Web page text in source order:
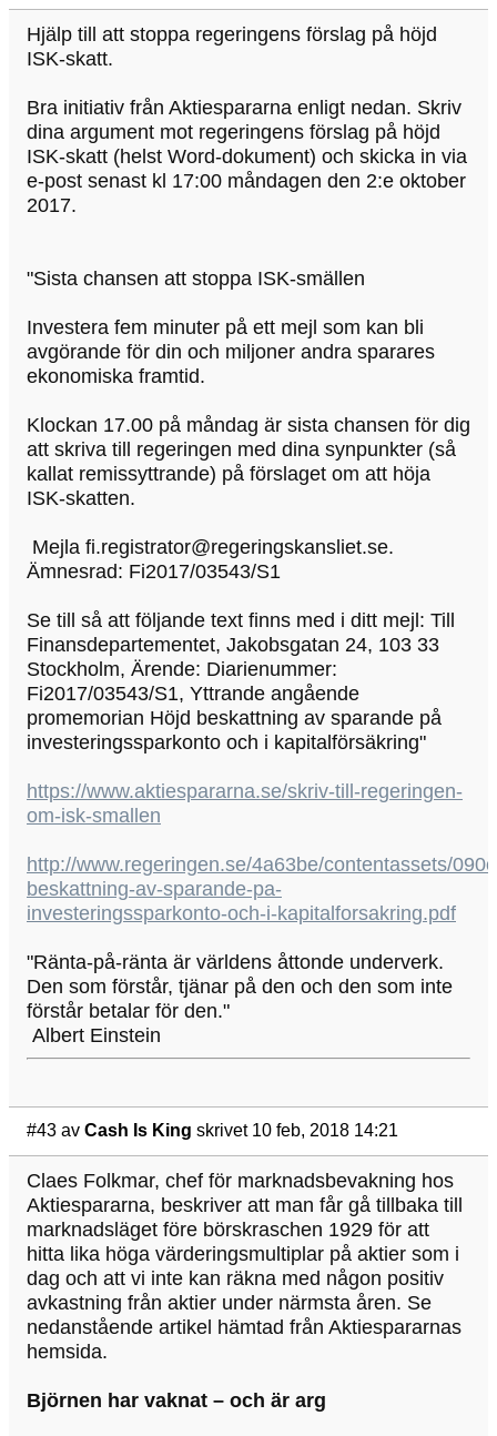
Hjälp till att stoppa regeringens förslag på höjd
ISK-skatt.
Bra initiativ från Aktiespararna enligt nedan. Skriv
dina argument mot regeringens förslag på höjd
ISK-skatt (helst Word-dokument) och skicka in via
e-post senast kl 17:00 måndagen den 2:e oktober
2017.
"Sista chansen att stoppa ISK-smällen
Investera fem minuter på ett mejl som kan bli
avgörande för din och miljoner andra sparares
ekonomiska framtid.
Klockan 17.00 på måndag är sista chansen för dig
att skriva till regeringen med dina synpunkter (så
kallat remissyttrande) på förslaget om att höja
ISK-skatten.
Mejla fi.registrator@regeringskansliet.se.
Ämnesrad: Fi2017/03543/S1
Se till så att följande text finns med i ditt mejl: Till
Finansdepartementet, Jakobsgatan 24, 103 33
Stockholm, Ärende: Diarienummer:
Fi2017/03543/S1, Yttrande angående
promemorian Höjd beskattning av sparande på
investeringssparkonto och i kapitalförsäkring"
https://www.aktiespararna.se/skriv-till-regeringen-
om-isk-smallen
http://www.regeringen.se/4a63be/contentassets/
beskattning-av-sparande-pa-
investeringssparkonto-och-i-kapitalforsakring.pdf
"Ränta-på-ränta är världens åttonde underverk.
Den som förstår, tjänar på den och den som inte
förstår betalar för den."
Albert Einstein
#43 av Cash Is King skrivet 10 feb, 2018 14:21
Claes Folkmar, chef för marknadsbevakning hos
Aktiespararna, beskriver att man får gå tillbaka till
marknadsläget före börskraschen 1929 för att
hitta lika höga värderingsmultiplar på aktier som i
dag och att vi inte kan räkna med någon positiv
avkastning från aktier under närmsta åren. Se
nedanstående artikel hämtad från Aktiespararnas
hemsida.
Björnen har vaknat – och är arg